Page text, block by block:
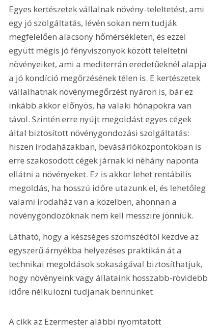
Egyes kertészetek vállalnak növény-teleltetést, ami
egy jó szolgáltatás, lévén sokan nem tudják
megfelelően alacsony hőmérsékleten, és ezzel
együtt mégis jó fényviszonyok között teleltetni
növényeiket, ami a mediterrán eredetűeknél alapja
a jó kondíció megőrzésének télen is. E kertészetek
vállalhatnak növénymegőrzést nyáron is, bár ez
inkább akkor előnyös, ha valaki hónapokra van
távol. Szintén erre nyújt megoldást egyes cégek
által biztosított növénygondozási szolgáltatás:
hiszen irodaházakban, bevásárlóközpontokban is
erre szakosodott cégek járnak ki néhány naponta
ellátni a növényeket. Ez is akkor lehet rentábilis
megoldás, ha hosszú időre utazunk el, és lehetőleg
valami irodaház van a közelben, ahonnan a
növénygondozóknak nem kell messzire jönniük.
Látható, hogy a készséges szomszédtól kezdve az
egyszerű árnyékba helyezéses praktikán át a
technikai megoldások sokaságával biztosíthatjuk,
hogy növényeink vagy állataink hosszabb-rövidebb
időre nélkülözni tudjanak bennünket.
A cikk az Ezermester alábbi nyomtatott